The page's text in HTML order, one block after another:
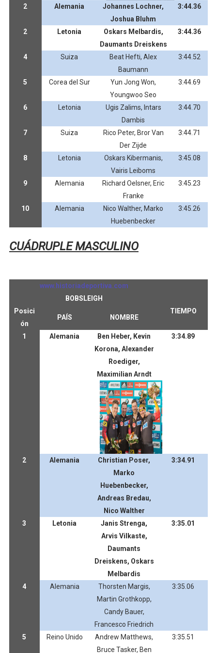
2 Alemania
Johannes Lochner,
Joshua Bluhm
3:44.36
2 Letonia
Oskars Melbardis,
Daumants Dreiskens
3:44.36
4 Suiza
Beat Hefti, Alex
Baumann
3:44.52
5 Corea del Sur
Yun Jong Won,
Youngwoo Seo
3:44.69
6 Letonia
Ugis Zalims, Intars
Dambis
3:44.70
7 Suiza
Rico Peter, Bror Van
Der Zijde
3:44.71
8 Letonia
Oskars Kibermanis,
Vairis Leiboms
3:45.08
9 Alemania
Richard Oelsner, Eric
Franke
3:45.23
10 Alemania
Nico Walther, Marko
Huebenbecker
3:45.26
CUÁDRUPLE MASCULINO
www.historiadeportiva.com
BOBSLEIGH
Posici
ón
PAÍS NOMBRE
TIEMPO
1 Alemania
Ben Heber, Kevin
Korona, Alexander
Roediger,
Maximilian Arndt
3:34.89
2 Alemania
Christian Poser,
Marko
Huebenbecker,
Andreas Bredau,
Nico Walther
3:34.91
3 Letonia
Janis Strenga,
Arvis Vilkaste,
Daumants
Dreiskens, Oskars
Melbardis
3:35.01
4 Alemania
Thorsten Margis,
Martin Grothkopp,
Candy Bauer,
Francesco Friedrich
3:35.06
5 Reino Unido
Andrew Matthews,
Bruce Tasker, Ben
3:35.51